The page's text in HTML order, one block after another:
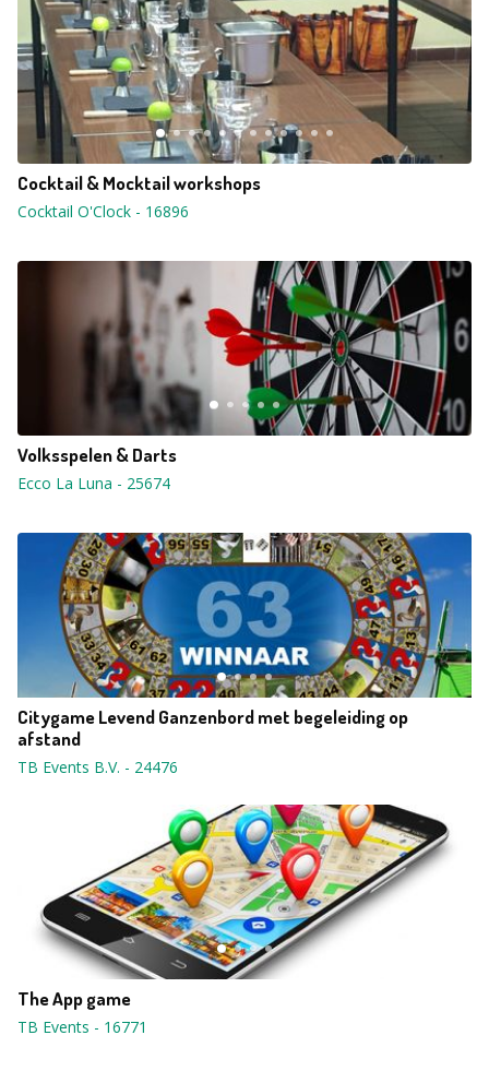
Cocktail & Mocktail workshops
Cocktail O'Clock - 16896
Volksspelen & Darts
Ecco La Luna - 25674
Citygame Levend Ganzenbord met begeleiding op
afstand
TB Events B.V. - 24476
The App game
TB Events - 16771